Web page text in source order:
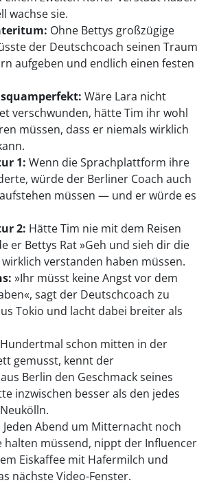
wachse sie.
Ohne Bettys großzügige
der Deutschcoach seinen Traum
aufgeben und endlich einen festen
Wäre Lara nicht
verschwunden, hätte Tim ihr wohl
müssen, dass er niemals wirklich
1: Wenn die Sprachplattform ihre
würde der Berliner Coach auch
müssen — und er würde es
2: Hätte Tim nie mit dem Reisen
er Bettys Rat »Geh und sieh dir die
verstanden haben müssen.
»Ihr müsst keine Angst vor dem
sagt der Deutschcoach zu
Tokio und lacht dabei breiter als
Hundertmal schon mitten in der
gemusst, kennt der
Berlin den Geschmack seines
inzwischen besser als den jedes
Jeden Abend um Mitternacht noch
halten müssend, nippt der Influencer
Eiskaffee mit Hafermilch und
nächste Video-Fenster.